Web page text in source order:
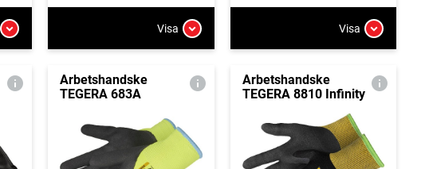
Visa Visa
Arbetshandske
TEGERA 683A
Arbetshandske
TEGERA 8810 Infinity